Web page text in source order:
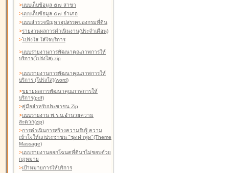
>แบบเก็บข้อมูล ๕๗ สาขา
>แบบเก็บข้อมูล ๕๗ อำเภอ
>แบบสำรวจปัญหาอุปสรรคของกรมที่ดิน
>รายงานผลการดำเนินงาน(ประจำเดือน)
>โปร่งใส ใส่ใจบริการ
>แบบรายงานการพัฒนาคุณภาพการให้
บริการ(โปร่งใส).zip
>แบบรายงานการพัฒนาคุณภาพการให้
บริการ (โปร่งใส)(word)
>ขยายผลการพัฒนาคุณภาพการให้
บริการ(pdf)
>คู่มือสำหรับประชาชน Zip
>แบบรายงาน พ.ร.บ.อำนวยความ
สะดวก(zip)
>การดำเนินการสร้างความรับรู้ ความ
เข้าใจให้แก่ประชาชน "ชุดคำพูด"(Theme
Massage)
>แบบรายงานออกโฉนดที่ดินฯไม่ชอบด้วย
กฎหมาย
>เป้าหมายการให้บริการ